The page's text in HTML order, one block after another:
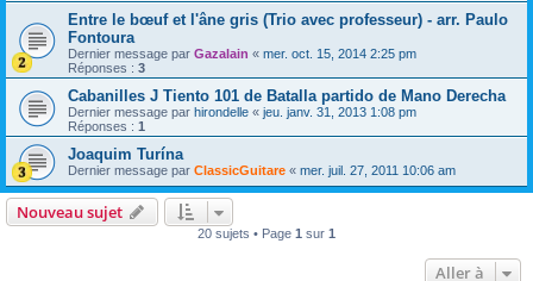
Entre le bœuf et l'âne gris (Trio avec professeur) - arr. Paulo
Fontoura
Dernier message par Gazalain « mer. oct. 15, 2014 2:25 pm
Réponses : 3
Cabanilles J Tiento 101 de Batalla partido de Mano Derecha
Dernier message par hirondelle « jeu. janv. 31, 2013 1:08 pm
Réponses : 1
Joaquim Turína
Dernier message par ClassicGuitare « mer. juil. 27, 2011 10:06 am
Nouveau sujet
20 sujets • Page 1 sur 1
Aller à